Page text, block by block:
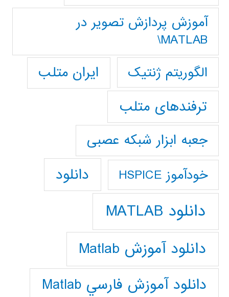
آموزش پردازش تصوير در
MATLAB\
الگوریتم ژنتیک
ایران متلب
ترفندهای متلب
جعبه ابزار شبکه عصبی
خودآموز HSPICE دانلود
دانلود MATLAB
دانلود آموزش Matlab
دانلود آموزش فارسي Matlab